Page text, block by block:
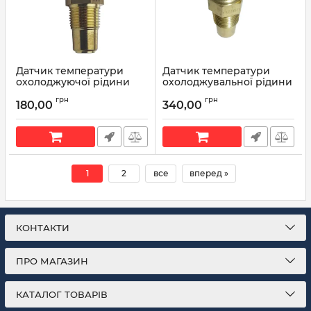
Датчик температури
охолоджуючої рідини
ТМ100А (вир-во КЗАЭ)
Артикул: ТМ100А
180,00 грн
Датчик температури
охолоджувальної рідини
КЗАЭ)
Артикул: ТМ100-3808000
340,00 грн
1 2 все вперед »
КОНТАКТИ
ПРО МАГАЗИН
КАТАЛОГ ТОВАРІВ